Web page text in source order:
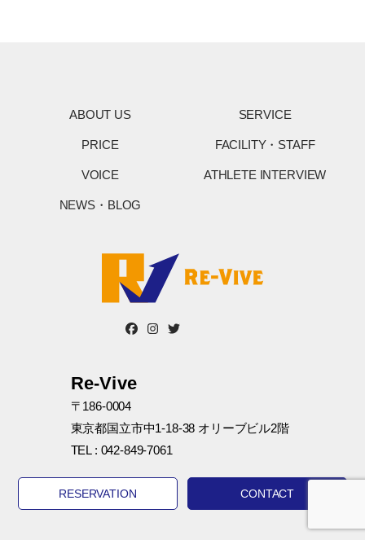
ABOUT US SERVICE
PRICE FACILITY・STAFF
VOICE ATHLETE INTERVIEW
NEWS・BLOG
Re-Vive
〒186-0004
東京都国立市中1-18-38 オリーブビル2階
TEL : 042-849-7061
RESERVATION CONTACT